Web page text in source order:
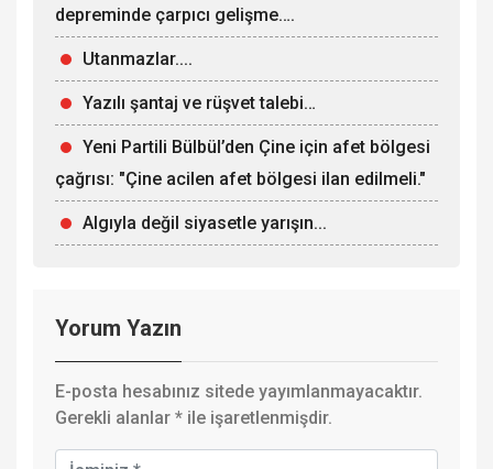
depreminde çarpıcı gelişme….
Utanmazlar....
Yazılı şantaj ve rüşvet talebi…
Yeni Partili Bülbül’den Çine için afet bölgesi
çağrısı: "Çine acilen afet bölgesi ilan edilmeli."
Algıyla değil siyasetle yarışın...
Yorum Yazın
E-posta hesabınız sitede yayımlanmayacaktır.
Gerekli alanlar * ile işaretlenmişdir.